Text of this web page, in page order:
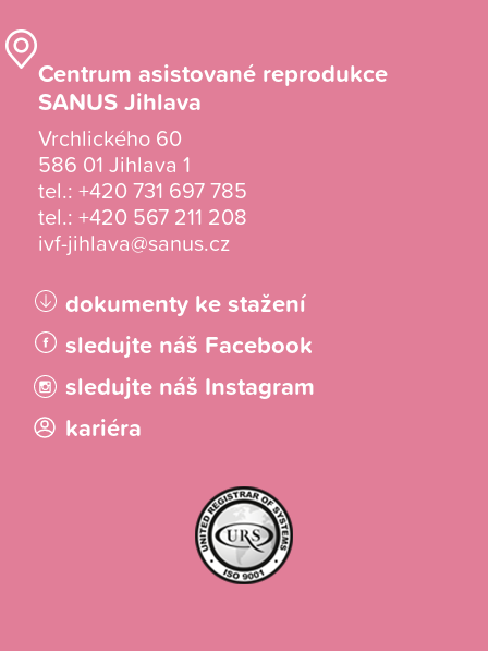
Centrum asistované reprodukce
SANUS Jihlava
Vrchlického 60
586 01 Jihlava 1
tel.: +420 731 697 785
tel.: +420 567 211 208
ivf-jihlava@sanus.cz
dokumenty ke stažení
sledujte náš Facebook
sledujte náš Instagram
kariéra